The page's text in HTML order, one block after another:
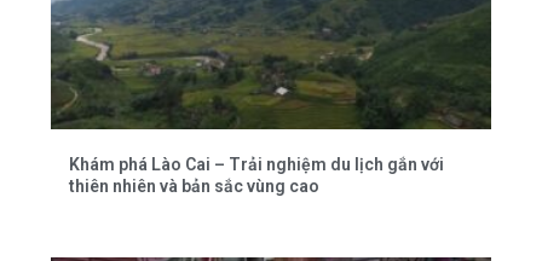
Khám phá Lào Cai – Trải nghiệm du lịch gắn với
thiên nhiên và bản sắc vùng cao